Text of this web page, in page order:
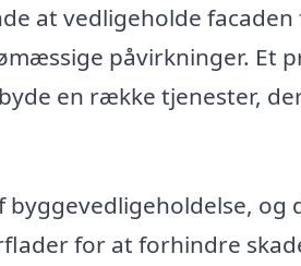
at vedligeholde
påvirkninger. Et
en række tjenester,
og
for at forhindre